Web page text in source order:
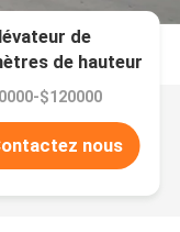
de
de hauteur
$120000
nous